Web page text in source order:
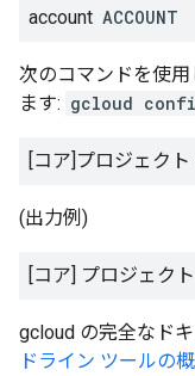
account ACCOUNT
次のコマンドを使
ます: gcloud
[コア]プロジェクト
(出力例)
[コア] プロジェク
gcloud の完全なド
ドライン ツールの